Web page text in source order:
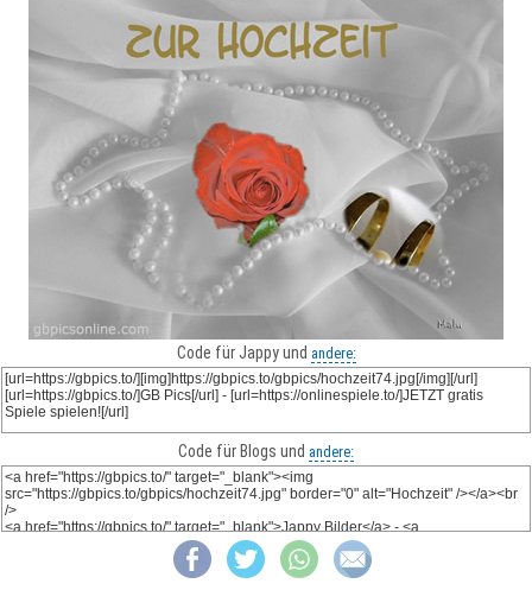
Code für Jappy und andere:
Code für Blogs und andere: